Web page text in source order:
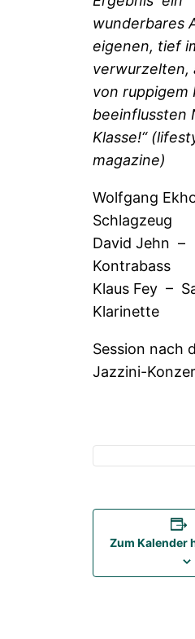
wunderbares
eigenen, tief
verwurzelten,
von ruppigem
beeinflussten
Klasse!“
magazine)
Wolfgang
Schlagzeug
David Jehn –
Kontrabass
Klaus Fey –
Klarinette
Session nach
Jazzini-
Zum Kalender